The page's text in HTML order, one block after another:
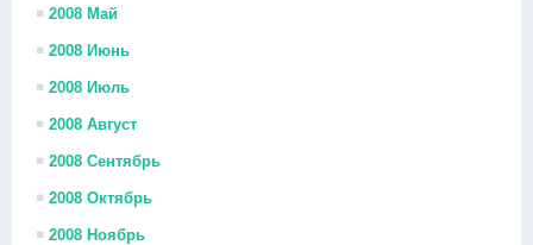
2008 Май
2008 Июнь
2008 Июль
2008 Август
2008 Сентябрь
2008 Октябрь
2008 Ноябрь